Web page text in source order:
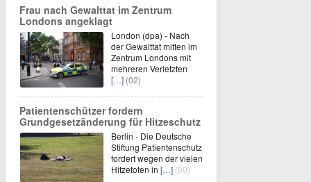
Frau nach Gewalttat im Zentrum
Londons angeklagt
London (dpa) - Nach
der Gewalttat mitten im
Zentrum Londons mit
mehreren Verletzten
[…] (02)
Patientenschützer fordern
Grundgesetzänderung für Hitzeschutz
Berlin - Die Deutsche
Stiftung Patientenschutz
fordert wegen der vielen
Hitzetoten in […] (00)